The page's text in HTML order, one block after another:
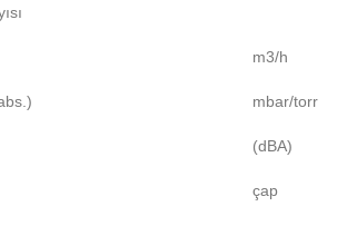
m3/h
mbar/torr
(dBA)
çap